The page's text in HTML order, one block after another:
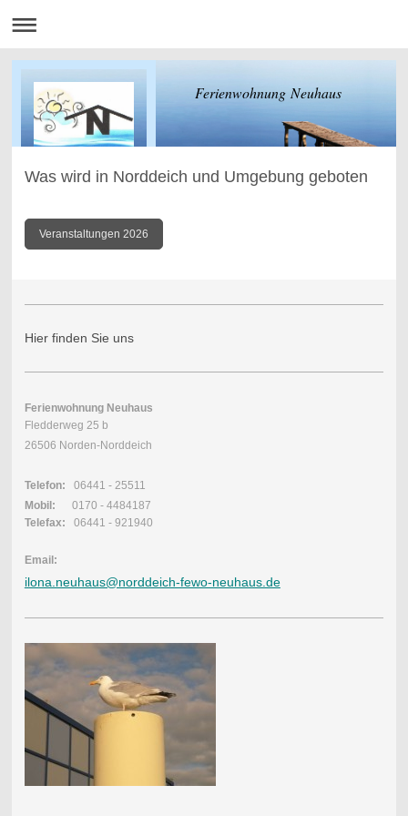
Ferienwohnung Neuhaus
Was wird in Norddeich und Umgebung geboten
Veranstaltungen 2026
Hier finden Sie uns
Ferienwohnung Neuhaus
Fledderweg 25 b
26506 Norden-Norddeich
Telefon: 06441 - 25511
Mobil:
0170 - 4484187
Telefax: 06441 - 921940
Email:
ilona.neuhaus@norddeich-fewo-neuhaus.de